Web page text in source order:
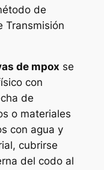
de
Transmisión
de mpox se
con
de
o materiales
con agua y
cubrirse
del codo al